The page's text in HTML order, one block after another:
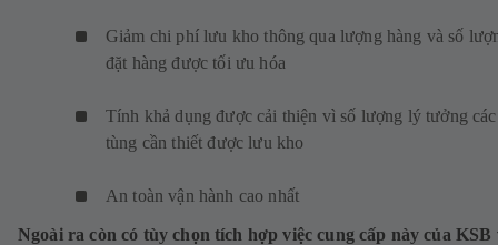
Giảm chi phí lưu kho thông qua lượng hàng và số
đặt hàng được tối ưu hóa
Tính khả dụng được cải thiện vì số lượng lý tưởng
tùng cần thiết được lưu kho
An toàn vận hành cao nhất
Ngoài ra còn có tùy chọn tích hợp việc cung cấp này của KSB